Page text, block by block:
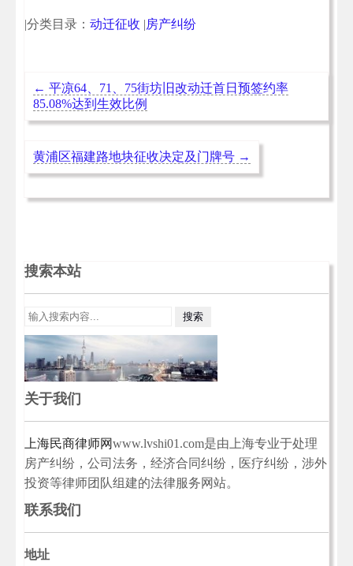
|分类目录： 动迁征收 |房产纠纷
← 平凉64、71、75街坊旧改动迁首日预签约率
85.08%达到生效比例
黄浦区福建路地块征收决定及门牌号 →
搜索本站
关于我们
上海民商律师网www.lvshi01.com是由上海专业于处理
房产纠纷，公司法务，经济合同纠纷，医疗纠纷，涉外
投资等律师团队组建的法律服务网站。
联系我们
地址